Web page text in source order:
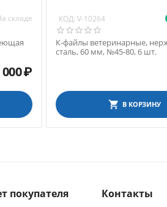
складе
₽
КОД: V-10264
К-файлы ветеринарные,
сталь, 60 мм, №45-80, 6 шт.
В КОРЗИНУ
покупателя Контакты